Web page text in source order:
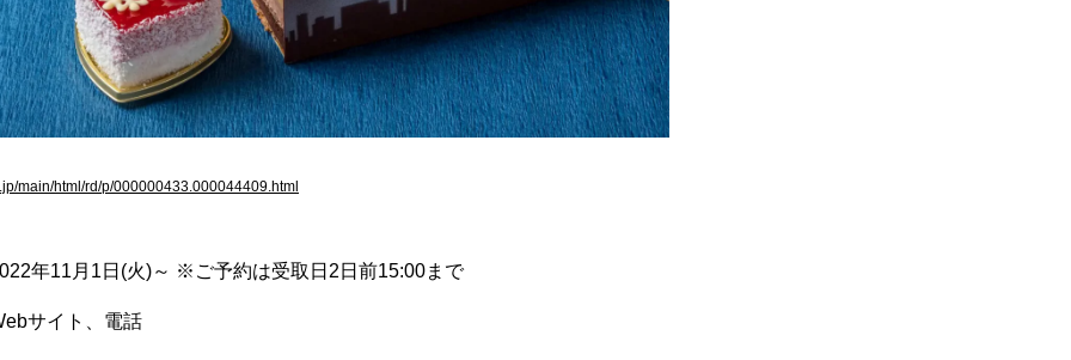
main/html/rd/p/000000433.000044409.html
年11月1日(火)～ ※ご予約は受取日2日前15:00まで
サイト、電話